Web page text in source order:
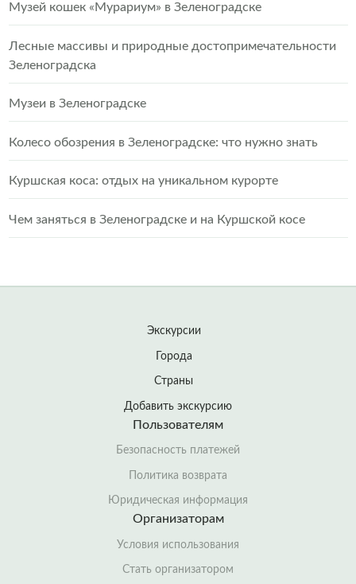
Музей кошек «Мурариум» в Зеленоградске
Лесные массивы и природные достопримечательности
Зеленоградска
Музеи в Зеленоградске
Колесо обозрения в Зеленоградске: что нужно знать
Куршская коса: отдых на уникальном курорте
Чем заняться в Зеленоградске и на Куршской косе
Экскурсии
Города
Страны
Добавить экскурсию
Пользователям
Безопасность платежей
Политика возврата
Юридическая информация
Организаторам
Условия использования
Стать организатором